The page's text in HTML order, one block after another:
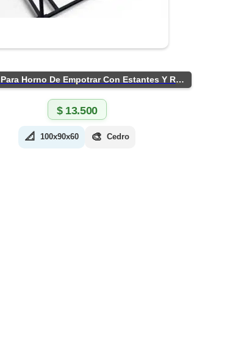
Mueble Para Horno De Empotrar Con Estantes Y Ruedas
$13.500
📐 100x90x60 🎨 Cedro